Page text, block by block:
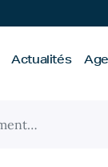
Actualités